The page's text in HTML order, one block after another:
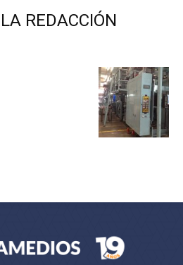
REDACCIÓN